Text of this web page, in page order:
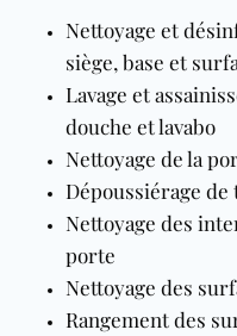
Nettoyage et
siège, base et
Lavage et
douche et lavabo
Nettoyage de la
Dépoussiérage de
Nettoyage des
porte
Nettoyage des
Rangement des